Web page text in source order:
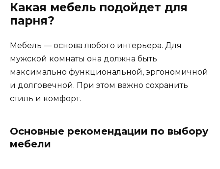
Какая мебель подойдет для
парня?
Мебель — основа любого интерьера. Для
мужской комнаты она должна быть
максимально функциональной, эргономичной
и долговечной. При этом важно сохранить
стиль и комфорт.
Основные рекомендации по выбору
мебели